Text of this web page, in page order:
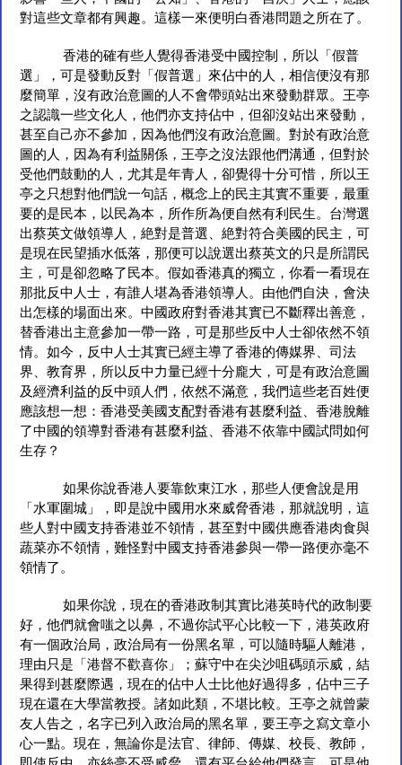
對這些文章都有興趣。這樣一來便明白香港問題之所在了。
香港的確有些人覺得香港受中國控制，所以「假普
選」，可是發動反對「假普選」來佔中的人，相信便沒有那
麼簡單，沒有政治意圖的人不會帶頭站出來發動群眾。王亭
之認識一些文化人，他們亦支持佔中，但卻沒站出來發動，
甚至自己亦不參加，因為他們沒有政治意圖。對於有政治意
圖的人，因為有利益關係，王亭之沒法跟他們溝通，但對於
受他們鼓動的人，尤其是年青人，卻覺得十分可惜，所以王
亭之只想對他們說一句話，概念上的民主其實不重要，最重
要的是民本，以民為本，所作所為便自然有利民生。台灣選
出蔡英文做領導人，絶對是普選、絶對符合美國的民主，可
是現在民望插水低落，那便可以說選出蔡英文的只是所謂民
主，可是卻忽略了民本。假如香港真的獨立，你看一看現在
那批反中人士，有誰人堪為香港領導人。由他們自決，會決
出怎樣的場面出來。中國政府對香港其實已不斷釋出善意，
替香港出主意參加一帶一路，可是那些反中人士卻依然不領
情。如今，反中人士其實已經主導了香港的傳媒界、司法
界、教育界，所以反中力量已經十分龐大，可是有政治意圖
及經濟利益的反中頭人們，依然不滿意，我們這些老百姓便
應該想一想：香港受美國支配對香港有甚麼利益、香港脫離
了中國的領導對香港有甚麼利益、香港不依靠中國試問如何
生存？
如果你說香港人要靠飲東江水，那些人便會說是用
「水軍圍城」，即是說中國用水來威脅香港，那就說明，這
些人對中國支持香港並不領情，甚至對中國供應香港肉食與
蔬菜亦不領情，難怪對中國支持香港參與一帶一路便亦毫不
領情了。
如果你說，現在的香港政制其實比港英時代的政制要
好，他們就會嗤之以鼻，不過你試平心比較一下，港英政府
有一個政治局，政治局有一份黑名單，可以隨時驅人離港，
理由只是「港督不歡喜你」；蘇守中在尖沙咀碼頭示威，結
果得到甚麼際遇，現在的佔中人士比他好過得多，佔中三子
現在還在大學當教授。諸如此類，不堪比較。王亭之就曾蒙
友人告之，名字已列入政治局的黑名單，要王亭之寫文章小
心一點。現在，無論你是法官、律師、傳媒、校長、教師，